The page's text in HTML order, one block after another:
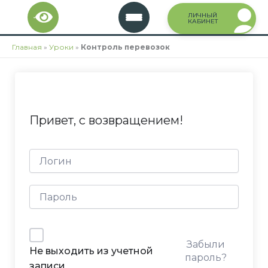
Перейти
содержимому
ЛИЧНЫЙ
КАБИНЕТ
Главная » Уроки » Контроль перевозок
Привет, с возвращением!
Не выходить из учетной
Забыли
пароль?